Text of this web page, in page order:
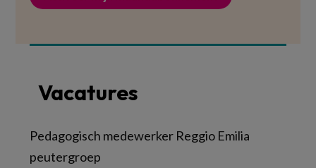
Vacatures
Pedagogisch medewerker Reggio Emilia
peutergroep